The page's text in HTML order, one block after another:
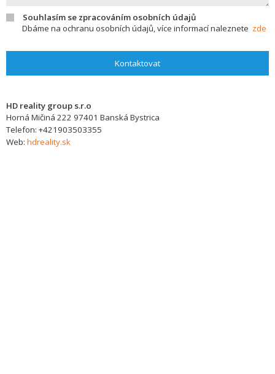
Souhlasím se zpracováním osobních údajů
Dbáme na ochranu osobních údajů, více informací naleznete zde
Kontaktovat
HD reality group s.r.o
Horná Mičiná 222 97401 Banská Bystrica
Telefon: +421903503355
Web: hdreality.sk